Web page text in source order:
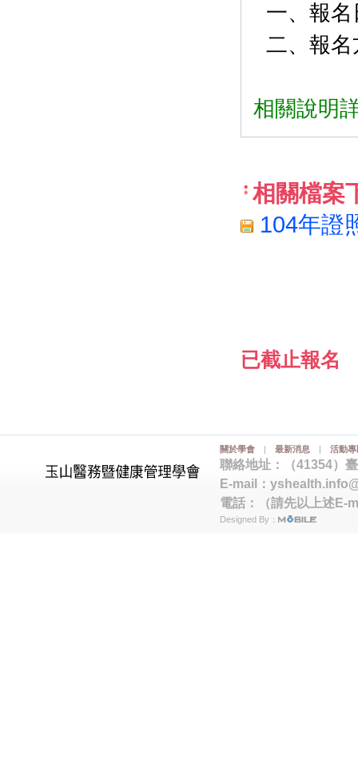
一、報名
二、報
相關說明
相關檔案
104年證
已截止報名
關於學會 | 最新消息 | 活動專
聯絡地址：（41354）
E-mail：
電話：（請先以上述E-
Designed By：